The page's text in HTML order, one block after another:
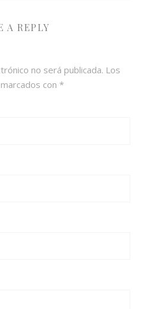
A REPLY
no será publicada. Los
con *